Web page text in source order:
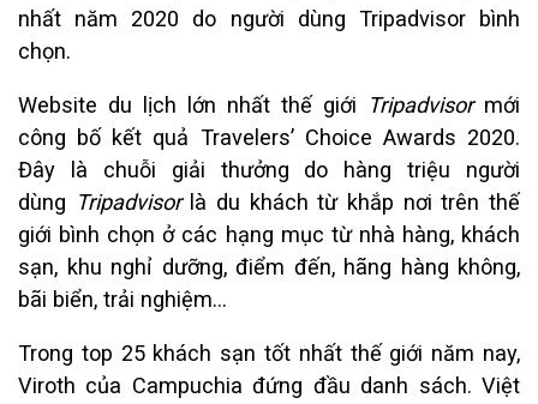
nhất năm 2020 do người dùng Tripadvisor bình
chọn.
Website du lịch lớn nhất thế giới Tripadvisor mới
công bố kết quả Travelers’ Choice Awards 2020.
Đây là chuỗi giải thưởng do hàng triệu người
dùng Tripadvisor là du khách từ khắp nơi trên thế
giới bình chọn ở các hạng mục từ nhà hàng, khách
sạn, khu nghỉ dưỡng, điểm đến, hãng hàng không,
bãi biển, trải nghiệm...
Trong top 25 khách sạn tốt nhất thế giới năm nay,
Viroth của Campuchia đứng đầu danh sách. Việt